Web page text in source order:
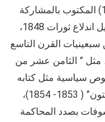
كثيرة من ” بيان الحزب الشيوعي” ( 1848) المكتوب بالمشاركة
مع إنجلز والمنشور في وقته المناسب قبيل اندلاع ثورات 1848،
القرن التاسع
مثل ” الثامن عشر من
( 1852)، بجوار نصوص سياسية مثل كتابه
ذي الطابع السجالي ” قصة اللورد بالمرستون” ( 1853- 1854)،
بصدد المحاكمة